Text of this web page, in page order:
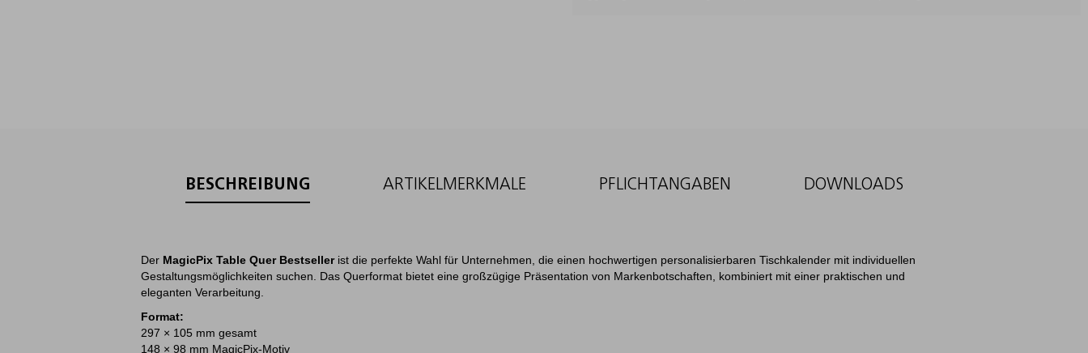
BESCHREIBUNG ARTIKELMERKMALE PFLICHTANGABEN DOWNLOADS
Der MagicPix Table Quer Bestsellerist die perfekte Wahl für Unternehmen, die einen hochwertigen personalisierbaren Tischkalender mit individuellen
Gestaltungsmöglichkeiten suchen. Das Querformat bietet eine großzügige Präsentation von Markenbotschaften, kombiniert mit einer praktischen und
eleganten Verarbeitung.
Format:
297 × 105 mm gesamt
148 × 98 mm MagicPix-Motiv